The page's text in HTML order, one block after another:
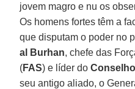
jovem magro e nu os
Os homens fortes têm a
que disputam o poder no
al Burhan, chefe das
(FAS) e líder do
seu antigo aliado, o